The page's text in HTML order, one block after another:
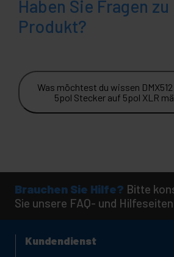
Haben Sie Fragen
Produkt?
Was möchtest du wissen DMX512
5pol Stecker auf 5pol XLR
Brauchen Sie Hilfe? Bitte
Sie unsere FAQ- und Hilfeseiten
Kundendienst